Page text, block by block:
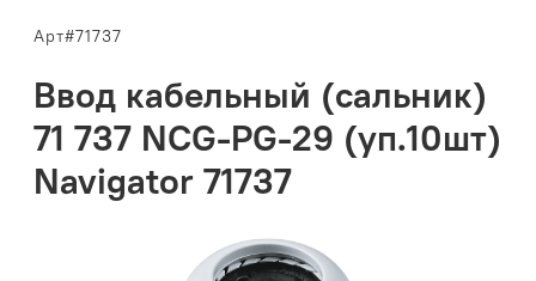
Арт#71737
Ввод кабельный (сальник)
71 737 NCG-PG-29 (уп.10шт)
Navigator 71737